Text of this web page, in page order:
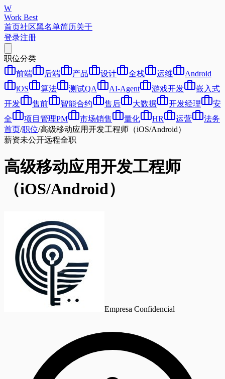
W
Work Best
首页社区黑名单简历关于
登录注册
职位分类
前端
后端 产品 设计 全栈 运维
Android
iOS
算法 测试QA AI-Agent 游戏开发
嵌入式
开发
售前 智能合约 售后 大数据 开发经理
安
全
项目管理PM 市场销售 量化 HR 运营
法务
首页/职位/高级移动应用开发工程师（iOS/Android）
薪资未公开远程全职
高级移动应用开发工程师
（iOS/Android）
Empresa Confidencial